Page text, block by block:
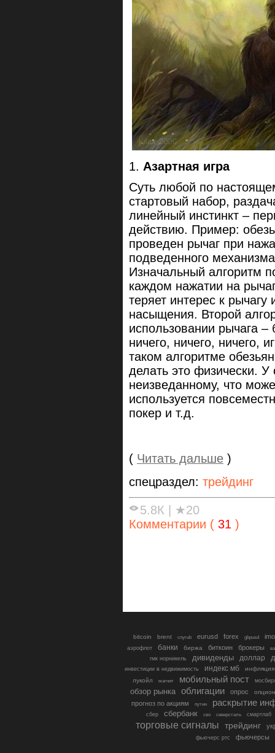
1. Азартная игра
Суть любой по
стартовый набор,
линейный инстинкт –
действию. Пример:
проведен рычаг при
подведенного
Изначальный алгоритм
каждом нажатии на
теряет интерес к рычагу
насыщения. Второй
использовании рычага
ничего, ничего, ничего,
таком алгоритме
делать это физически. У
неизведанному, что
используется
покер и т.д.
( Читать дальше )
спецраздел: трейдинг
5.8К
★20
Комментарии ( 31 )
bitcoin brent cnyrub eurusd forex gbpusd
аэрофлот банки биржа биткоин брокеры
гмк норникель
дивиденды доллар
инвестиции в недвижимость индекс мб
инфляция
лукойл
магнит мобильный пост
обзор рынка облигации опрос
прогноз по акциям путин раскрытие
сбер сбербанк сво северсталь смартлаб
торговые сигналы трейдинг
фьючерс ртс фьючерсы